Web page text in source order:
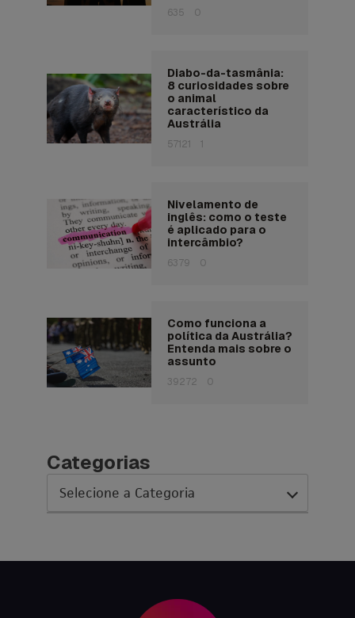
635 0
Diabo-da-tasmânia:
8 curiosidades sobre
o animal
característico da
Austrália
57121 1
Nivelamento de
inglês: como o teste
é aplicado para o
intercâmbio?
6379 0
Como funciona a
política da Austrália?
Entenda mais sobre o
assunto
39272 0
Categorias